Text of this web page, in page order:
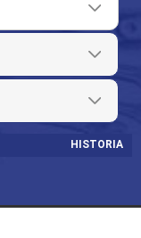
HISTORIA